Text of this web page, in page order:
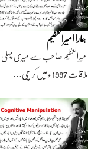
ہمارا امیرالعظیم
امیرالعظیم صاحب سے میری پہلی
ملاقات 1997ء میں کراچی…